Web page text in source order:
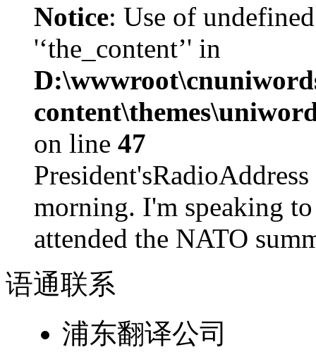
Notice: Use of
'‘the_content’' in
on line 47
morning. I'm speaking
attended the NATO
语通联系
浦东翻译公司